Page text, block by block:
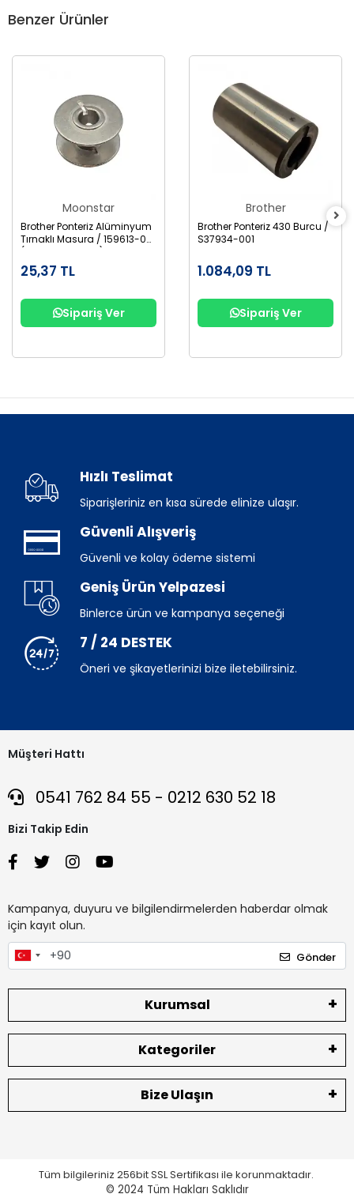
Benzer Ürünler
Moonstar
Brother Ponteriz Alüminyum
Tırnaklı Masura / 159613-001
(B1827-280-000)
25,37 TL
Sipariş Ver
Brother
Brother Ponteriz 430 Burcu /
S37934-001
1.084,09 TL
Sipariş Ver
Hızlı Teslimat
Siparişleriniz en kısa sürede elinize ulaşır.
Güvenli Alışveriş
Güvenli ve kolay ödeme sistemi
Geniş Ürün Yelpazesi
Binlerce ürün ve kampanya seçeneği
7 / 24 DESTEK
Öneri ve şikayetlerinizi bize iletebilirsiniz.
Müşteri Hattı
0541 762 84 55 - 0212 630 52 18
Bizi Takip Edin
Kampanya, duyuru ve bilgilendirmelerden haberdar olmak
için kayıt olun.
Gönder
Kurumsal
Kategoriler
Bize Ulaşın
Tüm bilgileriniz 256bit SSL Sertifikası ile korunmaktadır.
© 2024 Tüm Hakları Saklıdır